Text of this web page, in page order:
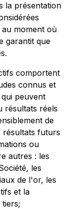
la présentation
moment où
garantit que
comportent
connus et
peuvent
résultats réels
de
résultats futurs
ou
autres : les
les
de l'or, les
et la